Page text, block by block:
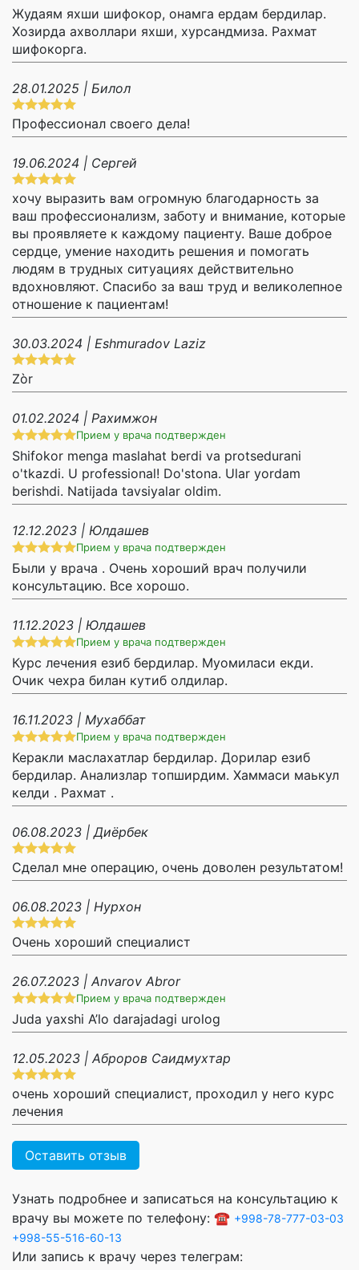
Жудаям яхши шифокор, онамга ердам бердилар.
Хозирда ахволлари яхши, хурсандмиза. Рахмат
шифокорга.
28.01.2025 | Билол
Профессионал своего дела!
19.06.2024 | Сергей
хочу выразить вам огромную благодарность за
ваш профессионализм, заботу и внимание, которые
вы проявляете к каждому пациенту. Ваше доброе
сердце, умение находить решения и помогать
людям в трудных ситуациях действительно
вдохновляют. Спасибо за ваш труд и великолепное
отношение к пациентам!
30.03.2024 | Eshmuradov Laziz
Zòr
01.02.2024 | Рахимжон
Прием у врача подтвержден
Shifokor menga maslahat berdi va protsedurani
o'tkazdi. U professional! Do'stona. Ular yordam
berishdi. Natijada tavsiyalar oldim.
12.12.2023 | Юлдашев
Прием у врача подтвержден
Были у врача . Очень хороший врач получили
консультацию. Все хорошо.
11.12.2023 | Юлдашев
Прием у врача подтвержден
Курс лечения езиб бердилар. Муомиласи екди.
Очик чехра билан кутиб олдилар.
16.11.2023 | Мухаббат
Прием у врача подтвержден
Керакли маслахатлар бердилар. Дорилар езиб
бердилар. Анализлар топширдим. Хаммаси маькул
келди . Рахмат .
06.08.2023 | Диёрбек
Сделал мне операцию, очень доволен результатом!
06.08.2023 | Нурхон
Очень хороший специалист
26.07.2023 | Anvarov Abror
Прием у врача подтвержден
Juda yaxshi A’lo darajadagi urolog
12.05.2023 | Аброров Саидмухтар
очень хороший специалист, проходил у него курс
лечения
Оставить отзыв
Узнать подробнее и записаться на консультацию к
врачу вы можете по телефону: ☎️ +998-78-777-03-03
+998-55-516-60-13
Или запись к врачу через телеграм: